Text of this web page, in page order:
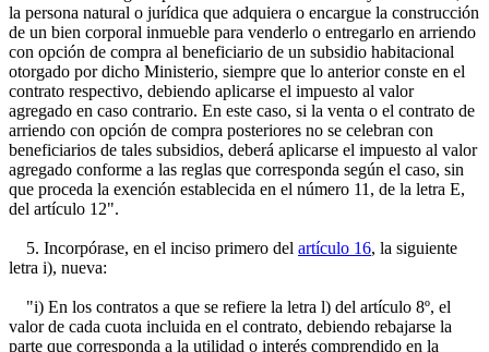
la persona natural o jurídica que adquiera o encargue la construcción
de un bien corporal inmueble para venderlo o entregarlo en arriendo
con opción de compra al beneficiario de un subsidio habitacional
otorgado por dicho Ministerio, siempre que lo anterior conste en el
contrato respectivo, debiendo aplicarse el impuesto al valor
agregado en caso contrario. En este caso, si la venta o el contrato de
arriendo con opción de compra posteriores no se celebran con
beneficiarios de tales subsidios, deberá aplicarse el impuesto al valor
agregado conforme a las reglas que corresponda según el caso, sin
que proceda la exención establecida en el número 11, de la letra E,
del artículo 12".
5. Incorpórase, en el inciso primero del artículo 16, la siguiente
letra i), nueva:
"i) En los contratos a que se refiere la letra l) del artículo 8º, el
valor de cada cuota incluida en el contrato, debiendo rebajarse la
parte que corresponda a la utilidad o interés comprendido en la